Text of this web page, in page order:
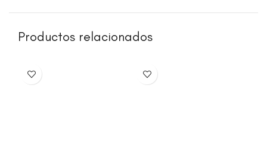
Productos relacionados